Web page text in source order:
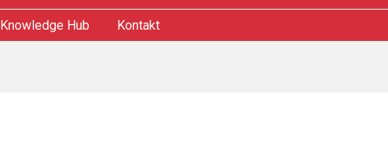
Knowledge Hub Kontakt